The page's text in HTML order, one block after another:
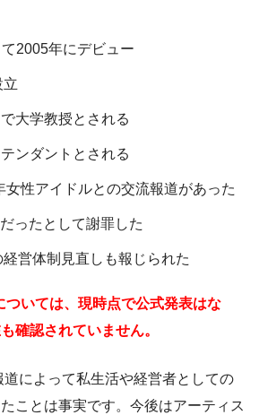
2005年にデビュー
立
大学教授とされる
ンダントとされる
女性アイドルとの交流報道があった
ったとして謝罪した
営体制見直しも報じられた
ついては、現時点で公式発表はな
確認されていません。
によって私生活や経営者としての
ことは事実です。今後はアーティス